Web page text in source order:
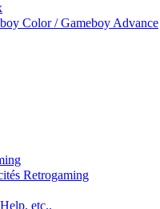
Color / Gameboy Advance
Retrogaming
etc..